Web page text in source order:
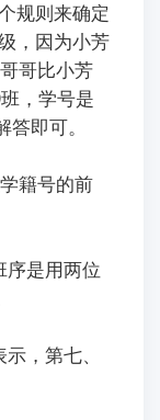
规则来确定
，因为小芳
哥比小芳
，学号是
即可。
籍号的前
序是用两位
，第七、